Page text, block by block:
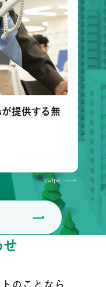
提供する無
せ
のことなら